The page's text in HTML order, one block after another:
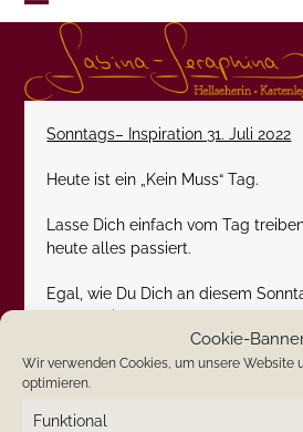
Cookie-
Wir verwenden Cookies, um unsere Website
optimieren.
Funktional
Skip
Open
mobile
menu
Close
mobile
menu
Sonntags– Inspiration 31. Juli 2022
Heute ist ein „Kein Muss“ Tag.
Lasse Dich einfach vom Tag
heute alles passiert.
Egal, wie Du Dich an diesem
solltest Du einen Tag der Erholung
erholsame Stunden.